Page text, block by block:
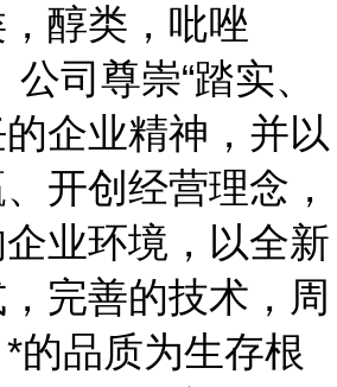
醇类，吡唑
司尊崇“踏实、
企业精神，并以
开创经营理念，
业环境，以全新
完善的技术，周
的品质为生存根